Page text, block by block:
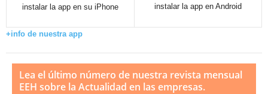
instalar la app en su iPhone
instalar la app en Android
+info de nuestra app
Lea el último número de nuestra revista mensual
EEH sobre la Actualidad en las empresas.